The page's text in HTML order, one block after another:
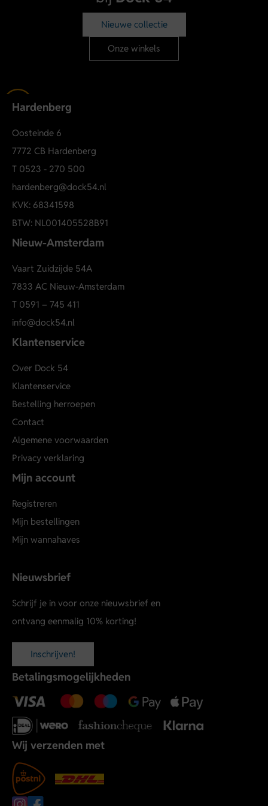
streetwearcultuur.
Materiaal & verzorging
Biarritz Address artwork
Gemaakt van biologisch katoen
Jersey kwaliteit
Garment wash voor een zachte finish
Machinewas volgens wasvoorschrift
Nieuwe collectie
Onze winkels
Hardenberg
Oosteinde 6
7772 CB Hardenberg
T 0523 - 270 500
hardenberg@dock54.nl
KVK: 68341598
BTW: NL001405528B91
Nieuw-Amsterdam
Vaart Zuidzijde 54A
7833 AC Nieuw-Amsterdam
T 0591 – 745 411
info@dock54.nl
Klantenservice
Over Dock 54
Klantenservice
Bestelling herroepen
Contact
Algemene voorwaarden
Privacy verklaring
Mijn account
Registreren
Mijn bestellingen
Mijn wannahaves
Nieuwsbrief
Schrijf je in voor onze nieuwsbrief en
ontvang eenmalig 10% korting!
Inschrijven!
Betalingsmogelijkheden
Wij verzenden met